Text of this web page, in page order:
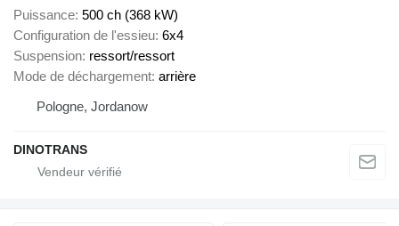
Puissance 500 ch (368 kW)
Configuration de l'essieu 6x4
Suspension ressort/ressort
Mode de déchargement arrière
Pologne, Jordanow
DINOTRANS